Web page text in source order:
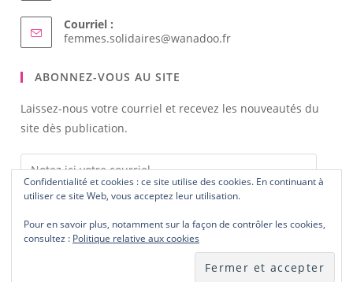
NOUS CONTACTER
Adresse :
Téléphone :
01 40 01 90 90
Courriel :
femmes.solidaires@wanadoo.frS’ouvre
dans
application
ABONNEZ-VOUS AU SITE
Laissez-nous votre courriel et recevez les nouveautés du
Confidentialité et cookies : ce site utilise des cookies. En continuant à
utiliser ce site Web, vous acceptez leur utilisation.
Pour en savoir plus, notamment sur la façon de contrôler les cookies,
consultez : Politique relative aux cookies